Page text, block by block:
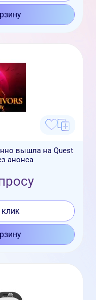
вышла на Quest
анонса
клик